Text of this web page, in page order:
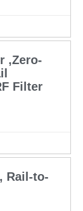
,Zero-
Filter
Rail-to-